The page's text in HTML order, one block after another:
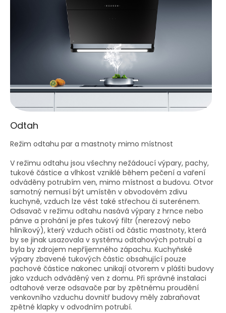
Odtah
Režim odtahu par a mastnoty mimo místnost
V režimu odtahu jsou všechny nežádoucí výpary, pachy,
tukové částice a vlhkost vzniklé během pečení a vaření
odváděny potrubím ven, mimo místnost a budovu. Otvor
samotný nemusí být umístěn v obvodovém zdivu
kuchyně, vzduch lze vést také střechou či suterénem.
Odsavač v režimu odtahu nasává výpary z hrnce nebo
pánve a prohání je přes tukový filtr (nerezový nebo
hliníkový), který vzduch očistí od částic mastnoty, která
by se jinak usazovala v systému odtahových potrubí a
byla by zdrojem nepříjemného zápachu. Kuchyňské
výpary zbavené tukových částic obsahující pouze
pachové částice nakonec unikají otvorem v plášti budovy
jako vzduch odváděný ven z domu. Při správné instalaci
odtahové verze odsavače par by zpětnému proudění
venkovního vzduchu dovnitř budovy měly zabraňovat
zpětné klapky v odvodním potrubí.